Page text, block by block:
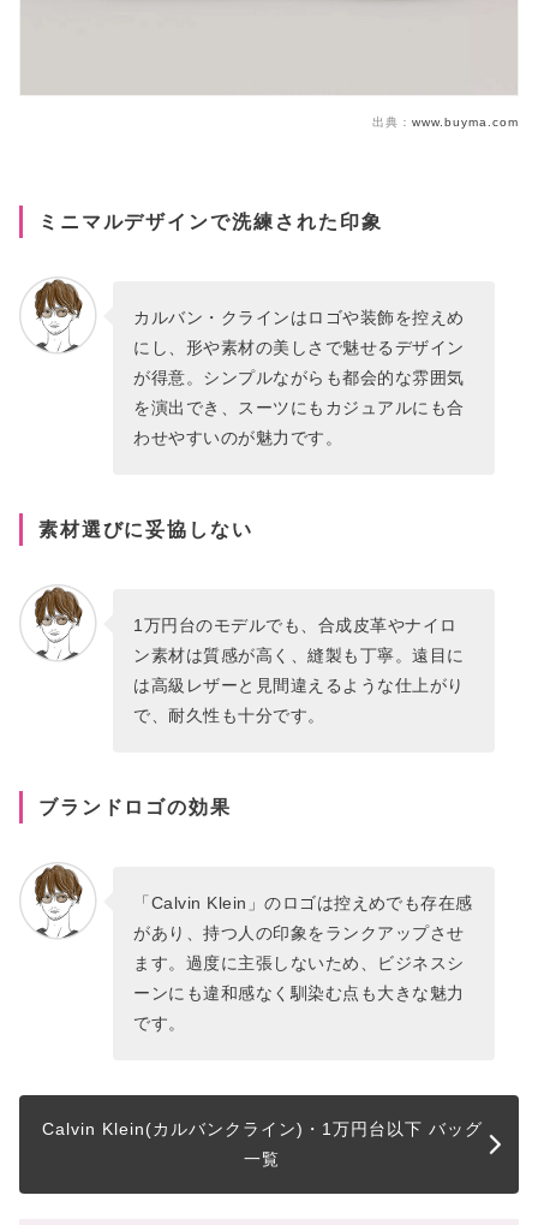
出典： www.buyma.com
ミニマルデザインで洗練された印象
カルバン・クラインはロゴや装飾を控えめ
にし、形や素材の美しさで魅せるデザイン
が得意。シンプルながらも都会的な雰囲気
を演出でき、スーツにもカジュアルにも合
わせやすいのが魅力です。
素材選びに妥協しない
1万円台のモデルでも、合成皮革やナイロ
ン素材は質感が高く、縫製も丁寧。遠目に
は高級レザーと見間違えるような仕上がり
で、耐久性も十分です。
ブランドロゴの効果
「Calvin Klein」のロゴは控えめでも存在感
があり、持つ人の印象をランクアップさせ
ます。過度に主張しないため、ビジネスシ
ーンにも違和感なく馴染む点も大きな魅力
です。
Calvin Klein(カルバンクライン)・1万円台以下 バッグ
一覧